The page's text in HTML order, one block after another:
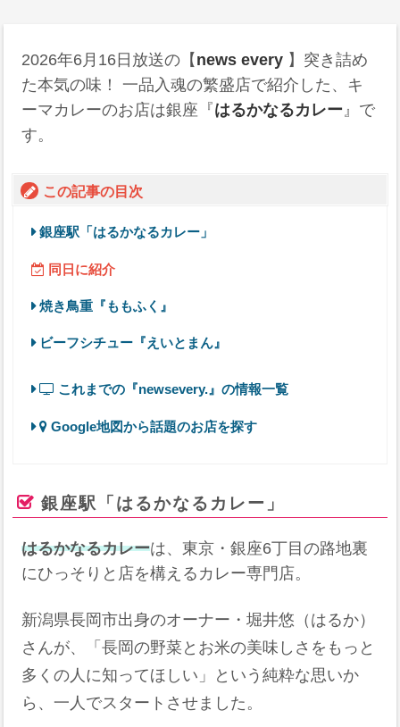
2026年6月16日 放送の【 news every 】突き詰め
た本気の味！ 一品入魂の繁盛店で紹介した、キ
ーマカレーのお店は銀座『はるかなるカレー』で
す。
この記事の目次
銀座駅「はるかなるカレー」
同日に紹介
焼き鳥重『ももふく』
ビーフシチュー『えいとまん』
これまでの『newsevery.』の情報一覧
Google地図から話題のお店を探す
銀座駅「はるかなるカレー」
はるかなるカレーは、東京・銀座6丁目の路地裏
にひっそりと店を構えるカレー専門店。
新潟県長岡市出身のオーナー・堀井悠（はるか）
さんが、「長岡の野菜とお米の美味しさをもっと
多くの人に知ってほしい」という純粋な思いか
ら、一人でスタートさせました。